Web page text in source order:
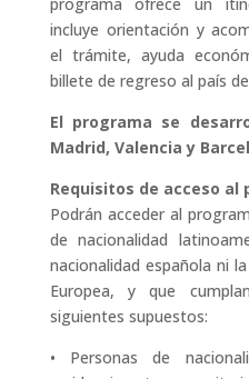
incluye orientación y
el trámite, ayuda
billete de regreso al país
El programa se
Madrid, Valencia y
Requisitos de acceso al
Podrán acceder al
de nacionalidad
nacionalidad española ni
Europea, y que
siguientes supuestos:
• Personas de